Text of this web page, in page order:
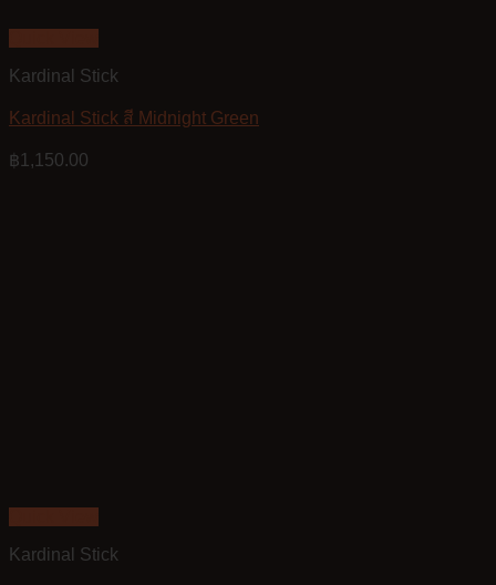
Kardinal Stick
Kardinal Stick สี Midnight Green
฿1,150.00
Kardinal Stick